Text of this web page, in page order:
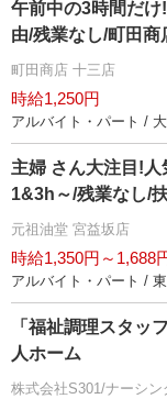
午前中の3時間だ
由/残業なし/町田
町田商店 十三店
時給1,250円
アルバイト・パート /
主婦 さん大注目!
1&3h～/残業なし/
元祖油堂 宮益坂店
時給1,350円～1,688
アルバイト・パート /
「福祉調理スタッ
人ホーム
株式会社S301/ナーシ